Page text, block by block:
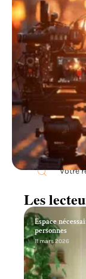
Les
Espace
personnes
11 mars 2026